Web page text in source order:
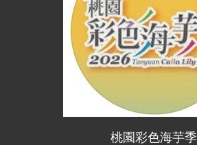
桃園彩色海芋季